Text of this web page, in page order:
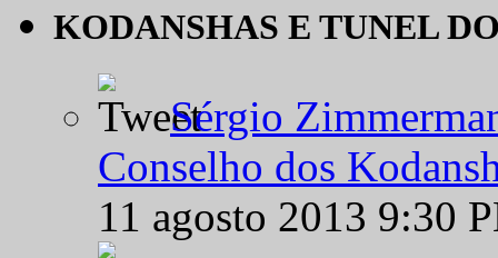
KODANSHAS E TUNEL
Sérgio
Conselho dos
11 agosto 2013 9:30